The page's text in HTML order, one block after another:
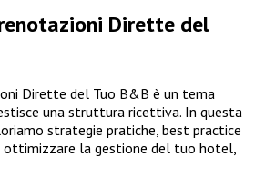
Dirette del
Dirette del Tuo B&B è un tema
una struttura ricettiva. In questa
strategie pratiche, best practice
ottimizzare la gestione del tuo hotel,